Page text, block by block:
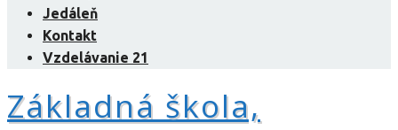
Jedáleň
Kontakt
Vzdelávanie 21
Základná škola,